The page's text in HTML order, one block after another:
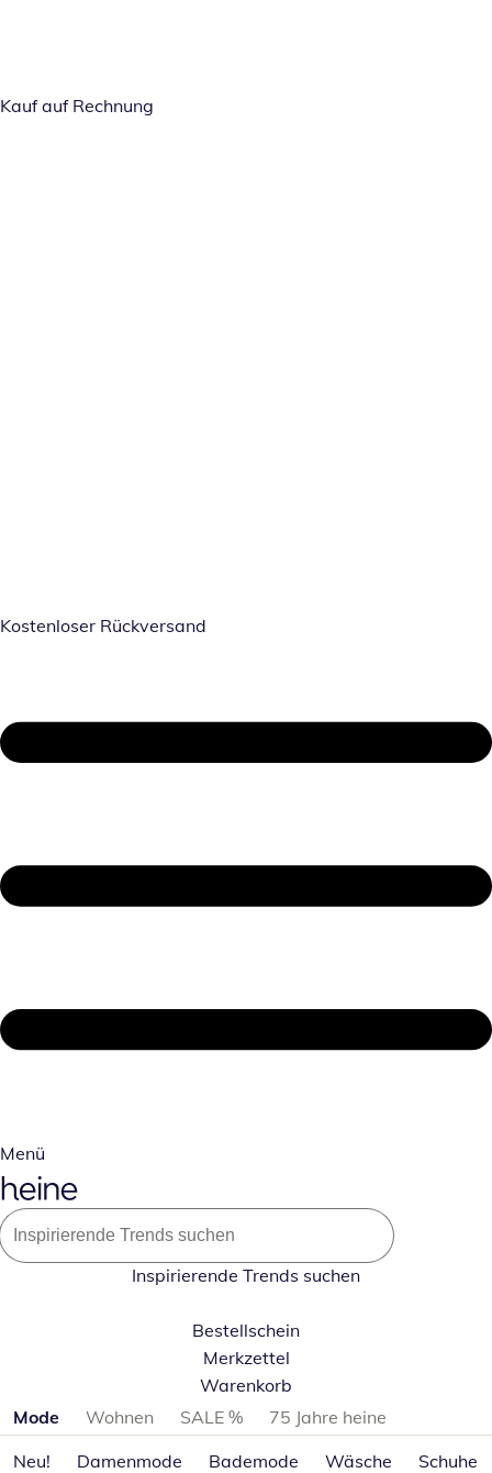
Kauf auf Rechnung
Kostenloser Rückversand
Menü
Inspirierende Trends suchen
Bestellschein
Merkzettel
Warenkorb
Produktkategorien überspringen
Mode Wohnen SALE %
75 Jahre heine
Neu!
Damenmode Bademode Wäsche Schuhe